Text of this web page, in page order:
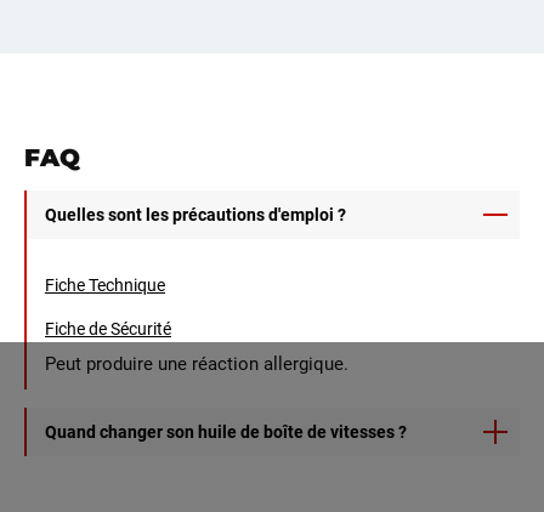
FAQ
Quelles sont les précautions d'emploi ?
Fiche Technique
Fiche de Sécurité
Peut produire une réaction allergique.
Quand changer son huile de boîte de vitesses ?